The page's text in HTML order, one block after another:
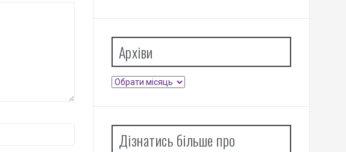
Архіви
Архіви
Дізнатись більше про